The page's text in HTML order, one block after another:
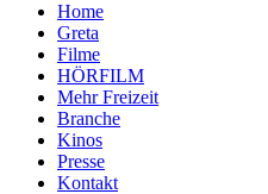
Home
Greta
Filme
HÖRFILM
Mehr Freizeit
Branche
Kinos
Presse
Kontakt